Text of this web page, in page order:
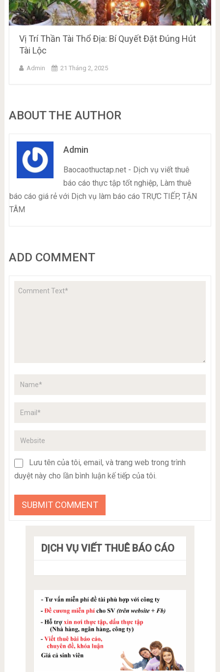
Vị Trí Thần Tài Thổ Địa: Bí Quyết Đặt Đúng Hút
Tài Lộc
Admin 21 Tháng 2, 2025
ABOUT THE AUTHOR
Admin
Baocaothuctap.net - Dịch vụ viết thuê
báo cáo thực tập tốt nghiệp, Làm thuê
báo cáo giá rẻ với Dịch vụ làm báo cáo TRỰC TIẾP, TẬN
TÂM
ADD COMMENT
Lưu tên của tôi, email, và trang web trong trình
duyệt này cho lần bình luận kế tiếp của tôi.
DỊCH VỤ VIẾT THUÊ BÁO CÁO